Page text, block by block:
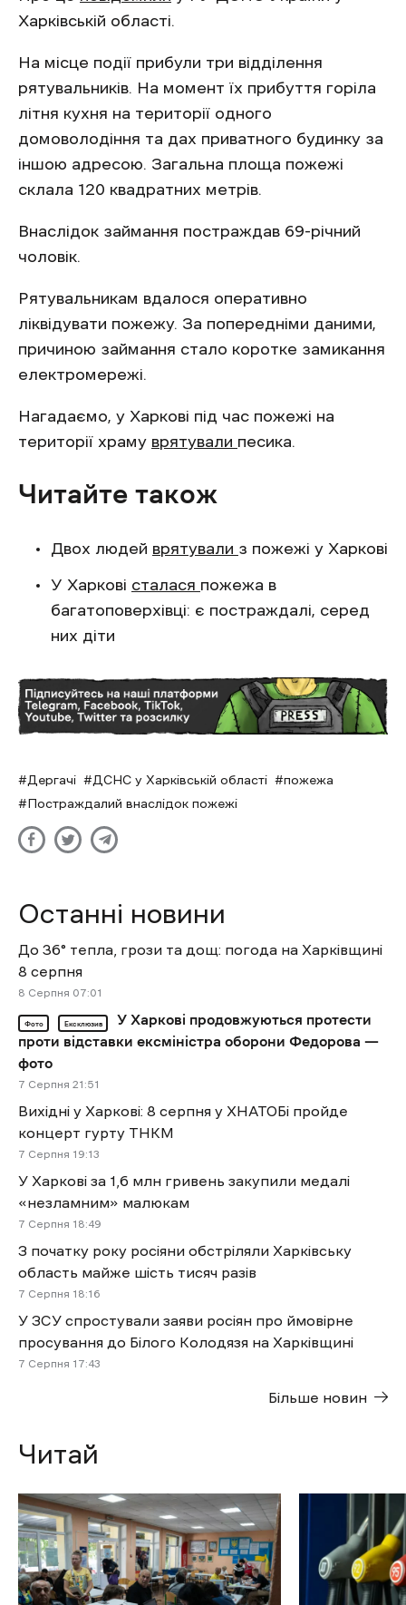
Харківській області.
На місце події прибули три відділення
рятувальників. На момент їх прибуття горіла
літня кухня на території одного
домоволодіння та дах приватного будинку за
іншою адресою. Загальна площа пожежі
склала 120 квадратних метрів.
Внаслідок займання постраждав 69-річний
чоловік.
Рятувальникам вдалося оперативно
ліквідувати пожежу. За попередніми даними,
причиною займання стало коротке замикання
електромережі.
Нагадаємо, у Харкові під час пожежі на
території храму врятували песика.
Читайте також
Двох людей врятували з пожежі у Харкові
У Харкові сталася пожежа в
багатоповерхівці: є постраждалі, серед
них діти
Дергачі ДСНС у Харківській області
пожежа
Постраждалий внаслідок пожежі
Останні новини
До 36° тепла, грози та дощ: погода на Харківщині
8 серпня
8 Cерпня 07:01
Фото Ексклюзив
У Харкові продовжуються протести
проти відставки ексміністра оборони Федорова —
фото
7 Cерпня 21:51
Вихідні у Харкові: 8 серпня у ХНАТОБі пройде
концерт гурту ТНКМ
7 Cерпня 19:13
У Харкові за 1,6 млн гривень закупили медалі
«незламним» малюкам
7 Cерпня 18:49
З початку року росіяни обстріляли Харківську
область майже шість тисяч разів
7 Cерпня 18:16
У ЗСУ спростували заяви росіян про ймовірне
просування до Білого Колодязя на Харківщині
7 Cерпня 17:43
Більше новин
Читай